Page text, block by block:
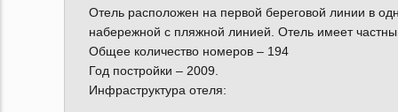
Отель расположен на первой береговой линии в
набережной с пляжной линией. Отель имеет
Общее количество номеров – 194
Год постройки – 2009.
Инфраструктура отеля: